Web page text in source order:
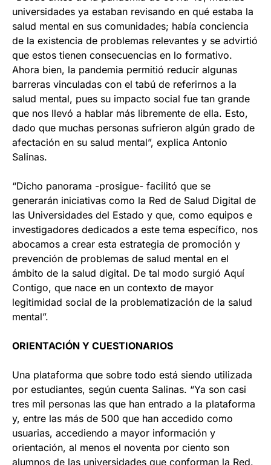
universidades ya estaban revisando en qué estaba la
salud mental en sus comunidades; había conciencia
de la existencia de problemas relevantes y se advirtió
que estos tienen consecuencias en lo formativo.
Ahora bien, la pandemia permitió reducir algunas
barreras vinculadas con el tabú de referirnos a la
salud mental, pues su impacto social fue tan grande
que nos llevó a hablar más libremente de ella. Esto,
dado que muchas personas sufrieron algún grado de
afectación en su salud mental”, explica Antonio
Salinas.
“Dicho panorama -prosigue- facilitó que se
generarán iniciativas como la Red de Salud Digital de
las Universidades del Estado y que, como equipos e
investigadores dedicados a este tema específico, nos
abocamos a crear esta estrategia de promoción y
prevención de problemas de salud mental en el
ámbito de la salud digital. De tal modo surgió Aquí
Contigo, que nace en un contexto de mayor
legitimidad social de la problematización de la salud
mental”.
ORIENTACIÓN Y CUESTIONARIOS
Una plataforma que sobre todo está siendo utilizada
por estudiantes, según cuenta Salinas. “Ya son casi
tres mil personas las que han entrado a la plataforma
y, entre las más de 500 que han accedido como
usuarias, accediendo a mayor información y
orientación, al menos el noventa por ciento son
alumnos de las universidades que conforman la Red.